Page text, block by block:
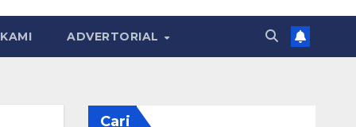
ADVERTORIAL
Cari